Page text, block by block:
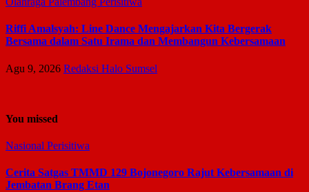
Riffi Amalsyah: Line Dance Mengajarkan Kita Bergerak
Bersama dalam Satu Irama dan Membangun Kebersamaan
Agu 9, 2026 Redaksi Halo Sumsel
You missed
Nasional Perisitiwa
Cerita Satgas TMMD 129 Bojonegoro Rajut Kebersamaan di
Jembatan Brang Etan